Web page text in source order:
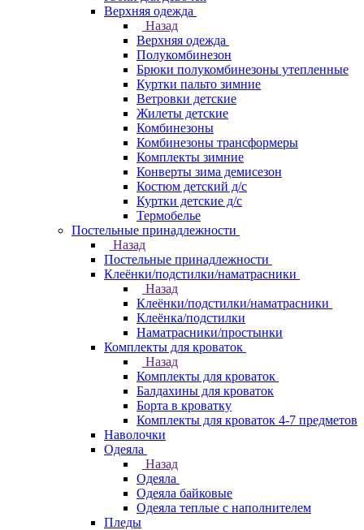
Верхняя одежда
Назад
Верхняя одежда
Полукомбинезон
Брюки полукомбинезоны утепленные
Куртки пальто зимние
Ветровки детские
Жилеты детские
Комбинезоны
Комбинезоны трансформеры
Комплекты зимние
Конверты зима демисезон
Костюм детский д/с
Куртки детские д/с
Термобелье
Постельные принадлежности
Назад
Постельные принадлежности
Клеёнки/подстилки/наматрасники
Назад
Клеёнки/подстилки/наматрасники
Клеёнка/подстилки
Наматрасники/простынки
Комплекты для кроваток
Назад
Комплекты для кроваток
Балдахины для кроваток
Борта в кроватку
Комплекты для кроваток 4-7 предметов
Наволочки
Одеяла
Назад
Одеяла
Одеяла байковые
Одеяла теплые с наполнителем
Пледы